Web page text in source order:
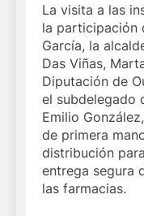
La visita a las
la participación
García, la
Das Viñas,
Diputación de
el subdelegado
Emilio
de primera
distribución
entrega segura
las farmacias.